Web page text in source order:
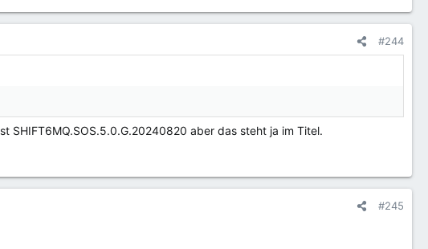
#244
SHIFT6MQ.SOS.5.0.G.20240820 aber das steht ja im Titel.
#245